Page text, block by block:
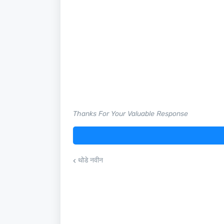
Thanks For Your Valuable Response
थोडे नवीन